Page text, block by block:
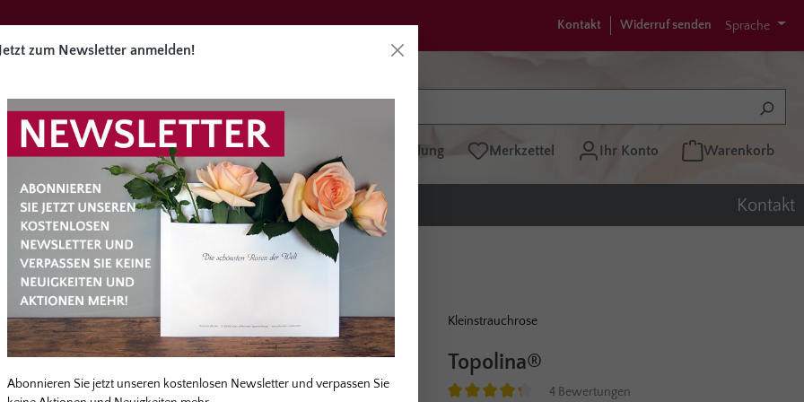
Kontakt Widerruf senden Sprache
Direktbestellung Merkzettel Ihr Konto Warenkorb
Angebote Zubehör Service Kontakt
Kleinstrauchrose
Topolina®
4 Bewertungen
Jetzt zum Newsletter anmelden!
Abonnieren Sie jetzt unseren kostenlosen Newsletter und verpassen Sie